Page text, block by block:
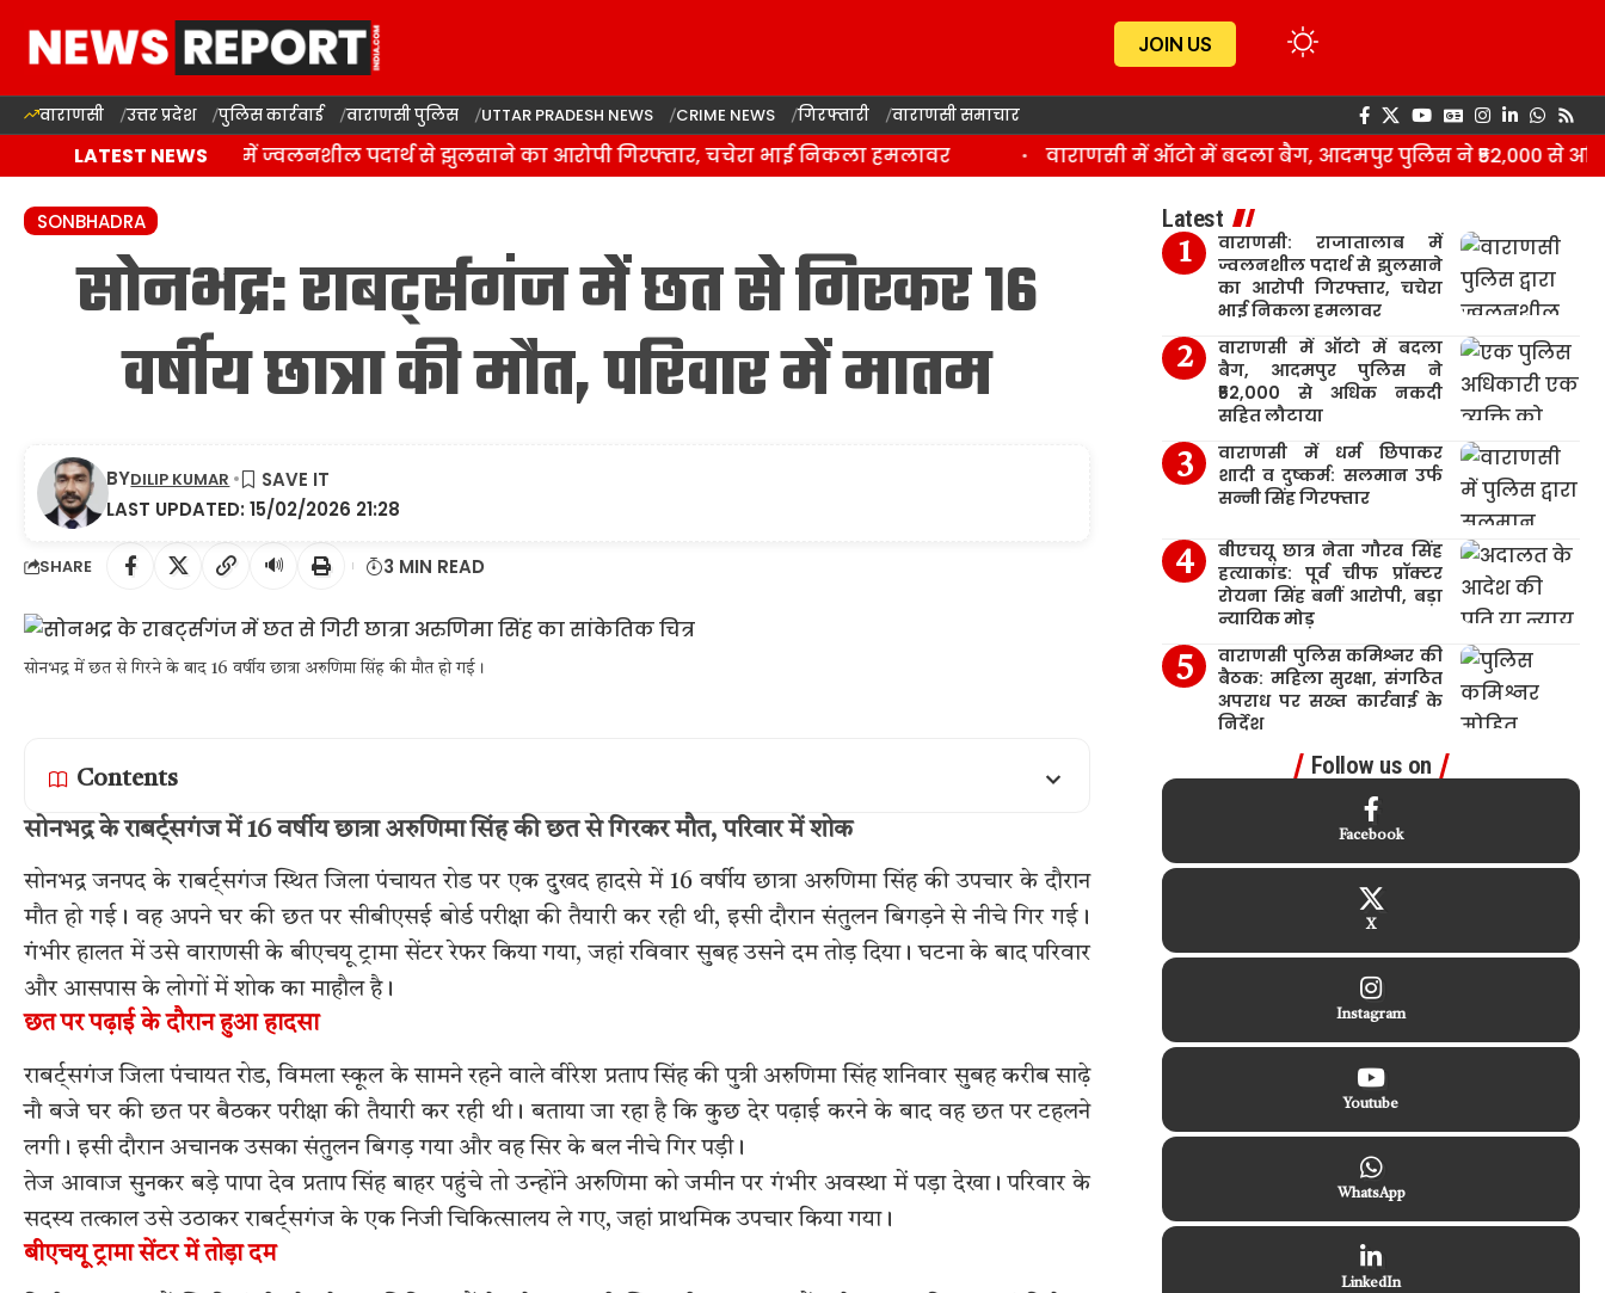
JOIN US
वाराणसी उत्तर प्रदेश पुलिस कार्रवाई वाराणसी पुलिस UTTAR PRADESH NEWS CRIME NEWS गिरफ्तारी वाराणसी समाचार
LATEST NEWS
वाराणसी: राजातालाब में ज्वलनशील पदार्थ से झुलसाने का आरोपी गिरफ्तार, चचेरा भाई निकला हमलावर वाराणसी में ऑटो में बदला बैग, आदमपुर पुलिस ने ₹52,000 से अधिक
SONBHADRA
सोनभद्र: राबर्ट्सगंज में छत से गिरकर 16
वर्षीय छात्रा की मौत, परिवार में मातम
LAST UPDATED: 15/02/2026 21:28
BYDILIP KUMAR
SHARE 🔊 3 MIN READ
सोनभद्र में छत से गिरने के बाद 16 वर्षीय छात्रा अरुणिमा सिंह की मौत हो गई।
Contents
सोनभद्र के राबर्ट्सगंज में 16 वर्षीय छात्रा अरुणिमा सिंह की छत से गिरकर मौत, परिवार में शोक
सोनभद्र जनपद के राबर्ट्सगंज स्थित जिला पंचायत रोड पर एक दुखद हादसे में 16 वर्षीय छात्रा अरुणिमा सिंह की उपचार के दौरान
मौत हो गई। वह अपने घर की छत पर सीबीएसई बोर्ड परीक्षा की तैयारी कर रही थी, इसी दौरान संतुलन बिगड़ने से नीचे गिर गई।
गंभीर हालत में उसे वाराणसी के बीएचयू ट्रामा सेंटर रेफर किया गया, जहां रविवार सुबह उसने दम तोड़ दिया। घटना के बाद परिवार
और आसपास के लोगों में शोक का माहौल है।
छत पर पढ़ाई के दौरान हुआ हादसा
राबर्ट्सगंज जिला पंचायत रोड, विमला स्कूल के सामने रहने वाले वीरेश प्रताप सिंह की पुत्री अरुणिमा सिंह शनिवार सुबह करीब साढ़े
नौ बजे घर की छत पर बैठकर परीक्षा की तैयारी कर रही थी। बताया जा रहा है कि कुछ देर पढ़ाई करने के बाद वह छत पर टहलने
लगी। इसी दौरान अचानक उसका संतुलन बिगड़ गया और वह सिर के बल नीचे गिर पड़ी।
तेज आवाज सुनकर बड़े पापा देव प्रताप सिंह बाहर पहुंचे तो उन्होंने अरुणिमा को जमीन पर गंभीर अवस्था में पड़ा देखा। परिवार के
सदस्य तत्काल उसे उठाकर राबर्ट्सगंज के एक निजी चिकित्सालय ले गए, जहां प्राथमिक उपचार किया गया।
बीएचयू ट्रामा सेंटर में तोड़ा दम
Latest
वाराणसी: राजातालाब में
ज्वलनशील पदार्थ से झुलसाने
का आरोपी गिरफ्तार, चचेरा
भाई निकला हमलावर
वाराणसी में ऑटो में बदला
बैग, आदमपुर पुलिस ने
₹52,000 से अधिक नकदी
सहित लौटाया
वाराणसी में धर्म छिपाकर
शादी व दुष्कर्म: सलमान उर्फ
सन्नी सिंह गिरफ्तार
बीएचयू छात्र नेता गौरव सिंह
हत्याकांड: पूर्व चीफ प्रॉक्टर
रोयना सिंह बनीं आरोपी, बड़ा
न्यायिक मोड़
वाराणसी पुलिस कमिश्नर की
बैठक: महिला सुरक्षा, संगठित
अपराध पर सख्त कार्रवाई के
निर्देश
Follow us on
Facebook
X
Instagram
Youtube
WhatsApp
LinkedIn